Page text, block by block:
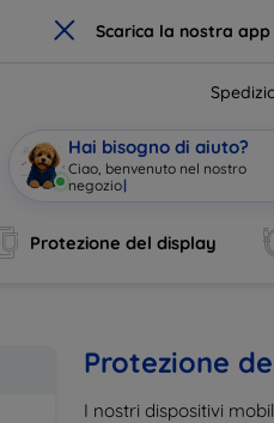
× Scarica la nostra app
Hai bisogno di aiuto?
Ciao, benvenuto nel nostro neg
Protezione del display
Protezione
I nostri dispositivi